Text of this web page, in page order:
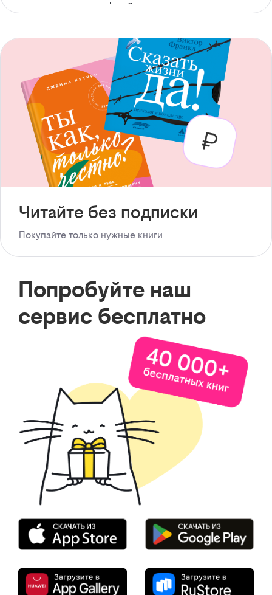
с доступом офлайн
Читайте без подписки
Покупайте только нужные книги
Попробуйте наш
сервис бесплатно